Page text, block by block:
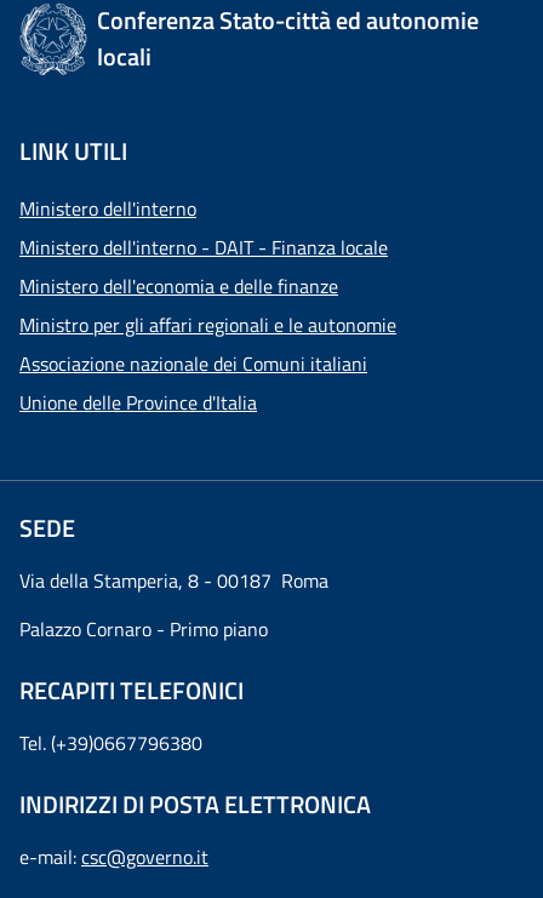
Conferenza Stato-città ed autonomie
locali
LINK UTILI
Ministero dell'interno
Ministero dell'interno - DAIT - Finanza locale
Ministero dell'economia e delle finanze
Ministro per gli affari regionali e le autonomie
Associazione nazionale dei Comuni italiani
Unione delle Province d'Italia
SEDE
Via della Stamperia, 8 - 00187 Roma
Palazzo Cornaro - Primo piano
RECAPITI TELEFONICI
Tel. (+39)0667796380
INDIRIZZI DI POSTA ELETTRONICA
e-mail:csc@governo.it